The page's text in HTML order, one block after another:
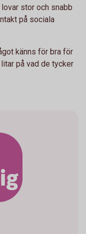
stor och snabb
på sociala
känns för bra för
på vad de tycker